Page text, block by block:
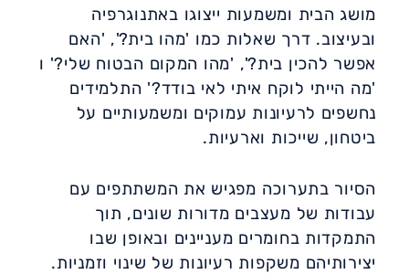
מושג הבית ומשמעות ייצוגו באתנוגרפיה
ובעיצוב. דרך שאלות כמו 'מהו בית?', 'האם
אפשר להכין בית?', 'מהו המקום הבטוח שלי?' ו
'מה הייתי לוקח איתי לאי בודד?' התלמידים
נחשפים לרעיונות עמוקים ומשמעותיים על
ביטחון, שייכות וארעיות.
הסיור בתערוכה מפגיש את המשתתפים עם
עבודות של מעצבים מדורות שונים, תוך
התמקדות בחומרים מעניינים ובאופן שבו
יצירותיהם משקפות רעיונות של שינוי וזמניות.